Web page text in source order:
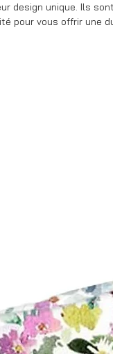
design unique. Ils
pour vous offrir une